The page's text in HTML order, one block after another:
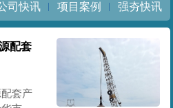
司快讯 项目案例 强夯快讯
配套
套产